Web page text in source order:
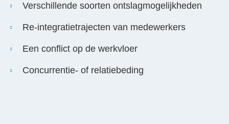
Verschillende soorten ontslagmogelijkheden
Re-integratietrajecten van medewerkers
Een conflict op de werkvloer
Concurrentie- of relatiebeding